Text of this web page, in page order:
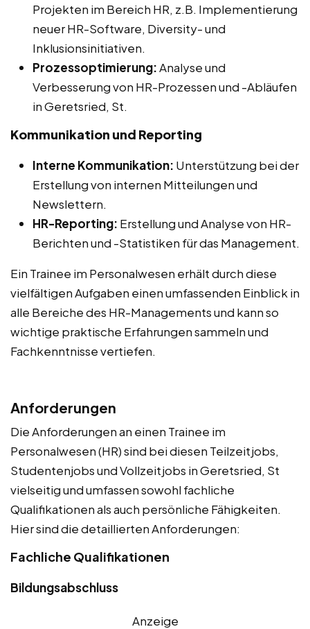
Projekten im Bereich HR, z.B. Implementierung
neuer HR-Software, Diversity- und
Inklusionsinitiativen.
Prozessoptimierung:Analyse und
Verbesserung von HR-Prozessen und -Abläufen
in Geretsried, St.
Kommunikation und Reporting
Interne Kommunikation: Unterstützung bei der
Erstellung von internen Mitteilungen und
Newslettern.
HR-Reporting: Erstellung und Analyse von HR-
Berichten und -Statistiken für das Management.
Ein Trainee im Personalwesen erhält durch diese
vielfältigen Aufgaben einen umfassenden Einblick in
alle Bereiche des HR-Managements und kann so
wichtige praktische Erfahrungen sammeln und
Fachkenntnisse vertiefen.
Anforderungen
Die Anforderungen an einen Trainee im
Personalwesen (HR) sind bei diesen Teilzeitjobs,
Studentenjobs und Vollzeitjobs in Geretsried, St
vielseitig und umfassen sowohl fachliche
Qualifikationen als auch persönliche Fähigkeiten.
Hier sind die detaillierten Anforderungen:
Fachliche Qualifikationen
Bildungsabschluss
Anzeige